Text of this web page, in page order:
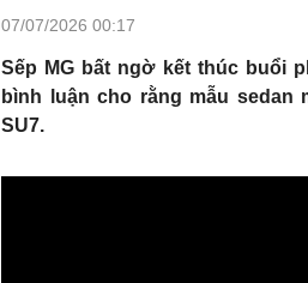
07/07/2026 00:17
Sếp MG bất ngờ kết thúc buổi
bình luận cho rằng mẫu sedan
SU7.